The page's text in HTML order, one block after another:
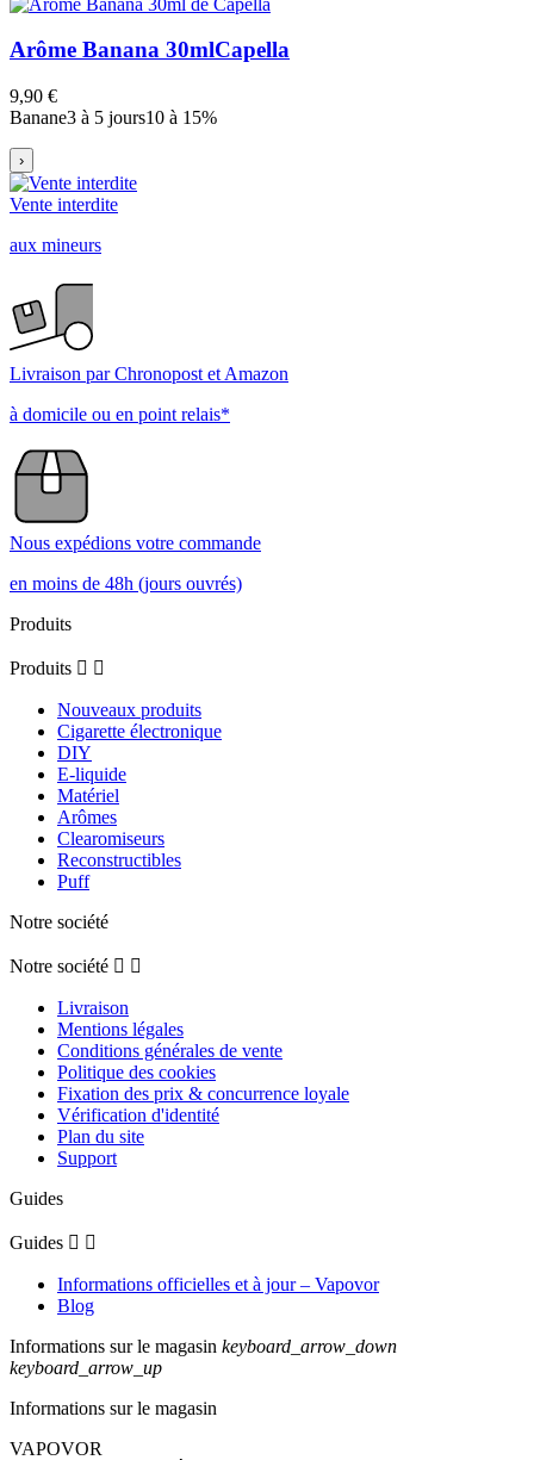
Arôme Banana 30mlCapella
9,90 €
Banane3 à 5 jours10 à 15%
›
Vente interdite
aux mineurs
Livraison par Chronopost et Amazon
à domicile ou en point relais*
Nous expédions votre commande
en moins de 48h (jours ouvrés)
Produits
Produits  
Nouveaux produits
Cigarette électronique
DIY
E-liquide
Matériel
Arômes
Clearomiseurs
Reconstructibles
Puff
Notre société
Notre société  
Livraison
Mentions légales
Conditions générales de vente
Politique des cookies
Fixation des prix & concurrence loyale
Vérification d'identité
Plan du site
Support
Guides
Guides  
Informations officielles et à jour – Vapovor
Blog
Informations sur le magasin keyboard_arrow_down
keyboard_arrow_up
Informations sur le magasin
VAPOVOR